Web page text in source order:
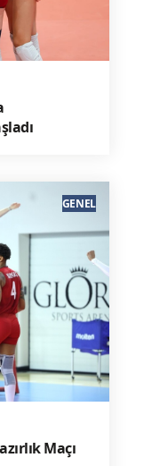
Maçı
GENEL